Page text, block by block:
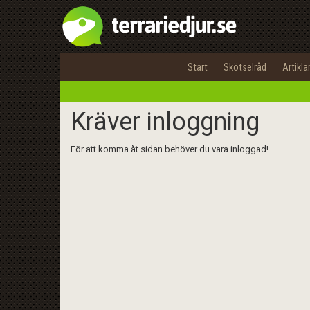
Start Skötselråd Artiklar
Kräver inloggning
För att komma åt sidan behöver du vara inloggad!